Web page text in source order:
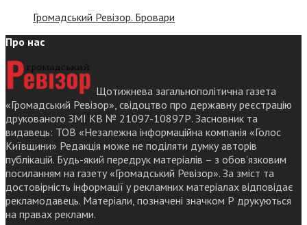
Громадський Ревізор. Бровари
Про нас
Щотижнева загальнополітична газета
«Громадський Ревізор», свідоцтво про державну реєстрацію
друкованого ЗМІ КВ № 21097-10897Р. Засновник та
видавець: ТОВ «Незалежна інформаційна компанія «Голос
Київщини» Редакція може не поділяти думку авторів
публікацій. Будь-який передрук матеріалів – з обов’язковим
посиланням на газету «Громадський Ревізор». За зміст та
достовірність інформації у рекламних матеріалах відповідає
рекламодавець. Матеріали, позначені значком Р друкуються
на правах реклами.